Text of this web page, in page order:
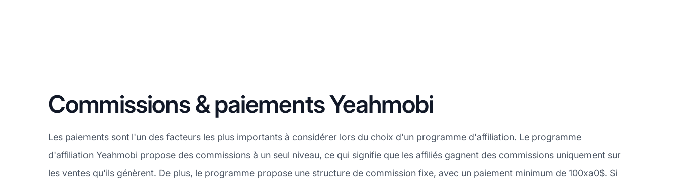
Commissions & paiements Yeahmobi
Les paiements sont l'un des facteurs les plus importants à considérer lors du choix d'un programme d'affiliation. Le programme
d'affiliation Yeahmobi propose des commissions à un seul niveau, ce qui signifie que les affiliés gagnent des commissions uniquement sur
les ventes qu'ils génèrent. De plus, le programme propose une structure de commission fixe, avec un paiement minimum de 100xa0$. Si